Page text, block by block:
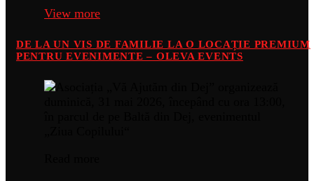
View more
DE LA UN VIS DE FAMILIE LA O LOCAȚIE PREMIUM
PENTRU EVENIMENTE – OLEVA EVENTS